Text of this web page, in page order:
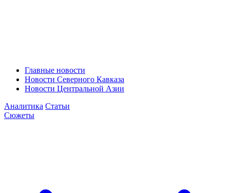
Главные новости
Новости Северного Кавказа
Новости Центральной Азии
Аналитика Статьи
Сюжеты